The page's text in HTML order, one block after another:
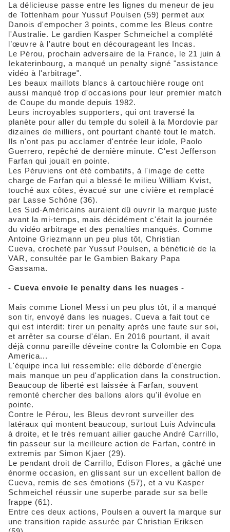
La délicieuse passe entre les lignes du meneur de jeu
de Tottenham pour Yussuf Poulsen (59) permet aux
Danois d'empocher 3 points, comme les Bleus contre
l'Australie. Le gardien Kasper Schmeichel a complété
l’œuvre à l'autre bout en décourageant les Incas.
Le Pérou, prochain adversaire de la France, le 21 juin à
Iekaterinbourg, a manqué un penalty signé "assistance
vidéo à l'arbitrage".
Les beaux maillots blancs à cartouchière rouge ont
aussi manqué trop d'occasions pour leur premier match
de Coupe du monde depuis 1982.
Leurs incroyables supporters, qui ont traversé la
planète pour aller du temple du soleil à la Mordovie par
dizaines de milliers, ont pourtant chanté tout le match.
Ils n'ont pas pu acclamer d'entrée leur idole, Paolo
Guerrero, repêché de dernière minute. C'est Jefferson
Farfan qui jouait en pointe.
Les Péruviens ont été combatifs, à l'image de cette
charge de Farfan qui a blessé le milieu William Kvist,
touché aux côtes, évacué sur une civière et remplacé
par Lasse Schöne (36).
Les Sud-Américains auraient dû ouvrir la marque juste
avant la mi-temps, mais décidément c'était la journée
du vidéo arbitrage et des penalties manqués. Comme
Antoine Griezmann un peu plus tôt, Christian
Cueva, crocheté par Yussuf Poulsen, a bénéficié de la
VAR, consultée par le Gambien Bakary Papa
Gassama.
- Cueva envoie le penalty dans les nuages -
Mais comme Lionel Messi un peu plus tôt, il a manqué
son tir, envoyé dans les nuages. Cueva a fait tout ce
qui est interdit: tirer un penalty après une faute sur soi,
et arrêter sa course d'élan. En 2016 pourtant, il avait
déjà connu pareille déveine contre la Colombie en Copa
America...
L'équipe inca lui ressemble: elle déborde d'énergie
mais manque un peu d'application dans la construction.
Beaucoup de liberté est laissée à Farfan, souvent
remonté chercher des ballons alors qu'il évolue en
pointe.
Contre le Pérou, les Bleus devront surveiller des
latéraux qui montent beaucoup, surtout Luis Advincula
à droite, et le très remuant ailier gauche André Carrillo,
fin passeur sur la meilleure action de Farfan, contré in
extremis par Simon Kjaer (29).
Le pendant droit de Carrillo, Edison Flores, a gâché une
énorme occasion, en glissant sur un excellent ballon de
Cueva, remis de ses émotions (57), et a vu Kasper
Schmeichel réussir une superbe parade sur sa belle
frappe (61).
Entre ces deux actions, Poulsen a ouvert la marque sur
une transition rapide assurée par Christian Eriksen